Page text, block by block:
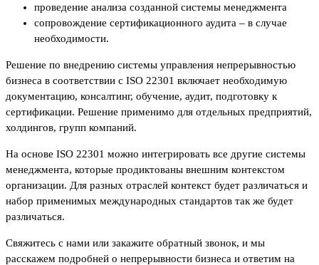
проведение анализа созданной системы менеджмента
сопровождение сертификационного аудита – в случае
необходимости.
Решение по внедрению системы управления непрерывностью
бизнеса в соответствии с ISO 22301 включает необходимую
документацию, консалтинг, обучение, аудит, подготовку к
сертификации. Решение применимо для отдельных предприятий,
холдингов, групп компаний.
На основе ISO 22301 можно интегрировать все другие системы
менеджмента, которые продиктованы внешним контекстом
организации. Для разных отраслей контекст будет различаться и
набор применимых международных стандартов так же будет
различаться.
Свяжитесь с нами или закажите обратный звонок, и мы
расскажем подробней о непрерывности бизнеса и ответим на